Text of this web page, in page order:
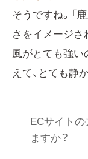
そうですね。「
さをイメージさ
風がとても強い
えて、とても静
ECサイト
ますか？